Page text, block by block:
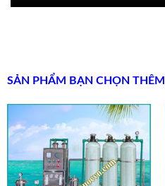
SẢN PHẨM BẠN CHỌN THÊM